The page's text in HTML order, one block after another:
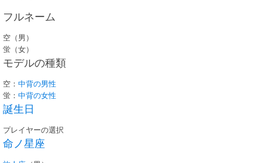
フルネーム
空（男）
蛍（女）
モデルの種類
空： 中背の男性
蛍： 中背の女性
誕生日
プレイヤーの選択
命ノ星座